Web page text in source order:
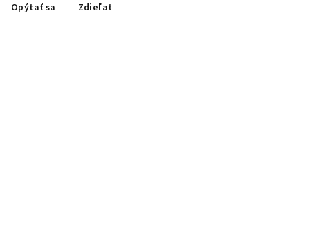
Opýtať sa Zdieľať